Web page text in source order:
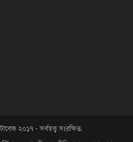
২০১৭ - সর্বস্বত্ত্ব সংরক্ষিত.